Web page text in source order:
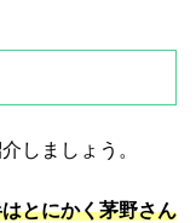
しましょう。
とにかく茅野さん